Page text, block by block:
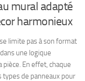
mural adapté
harmonieux
limite pas à son format
une logique
pièce. En effet, chaque
types de panneaux pour